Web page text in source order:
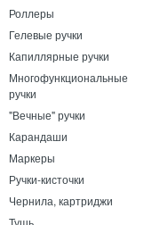
Роллеры
Гелевые ручки
Капиллярные ручки
Многофункциональные
ручки
"Вечные" ручки
Карандаши
Маркеры
Ручки-кисточки
Чернила, картриджи
Тушь